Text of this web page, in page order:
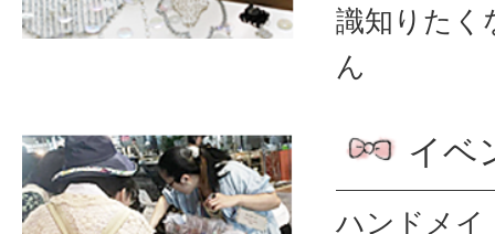
識知りたく
ん
イベ
ハンドメイ